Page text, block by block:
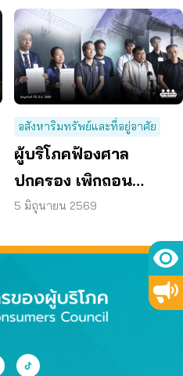
อสังหาริมทรัพย์และที่อยู่อาศัย
ผู้บริโภคฟ้องศาล
ปกครอง เพิกถอน
ผังเมืองรวม กทม. ฉบับ
คุณภาพชีวิต
5 มิถุนายน 2569